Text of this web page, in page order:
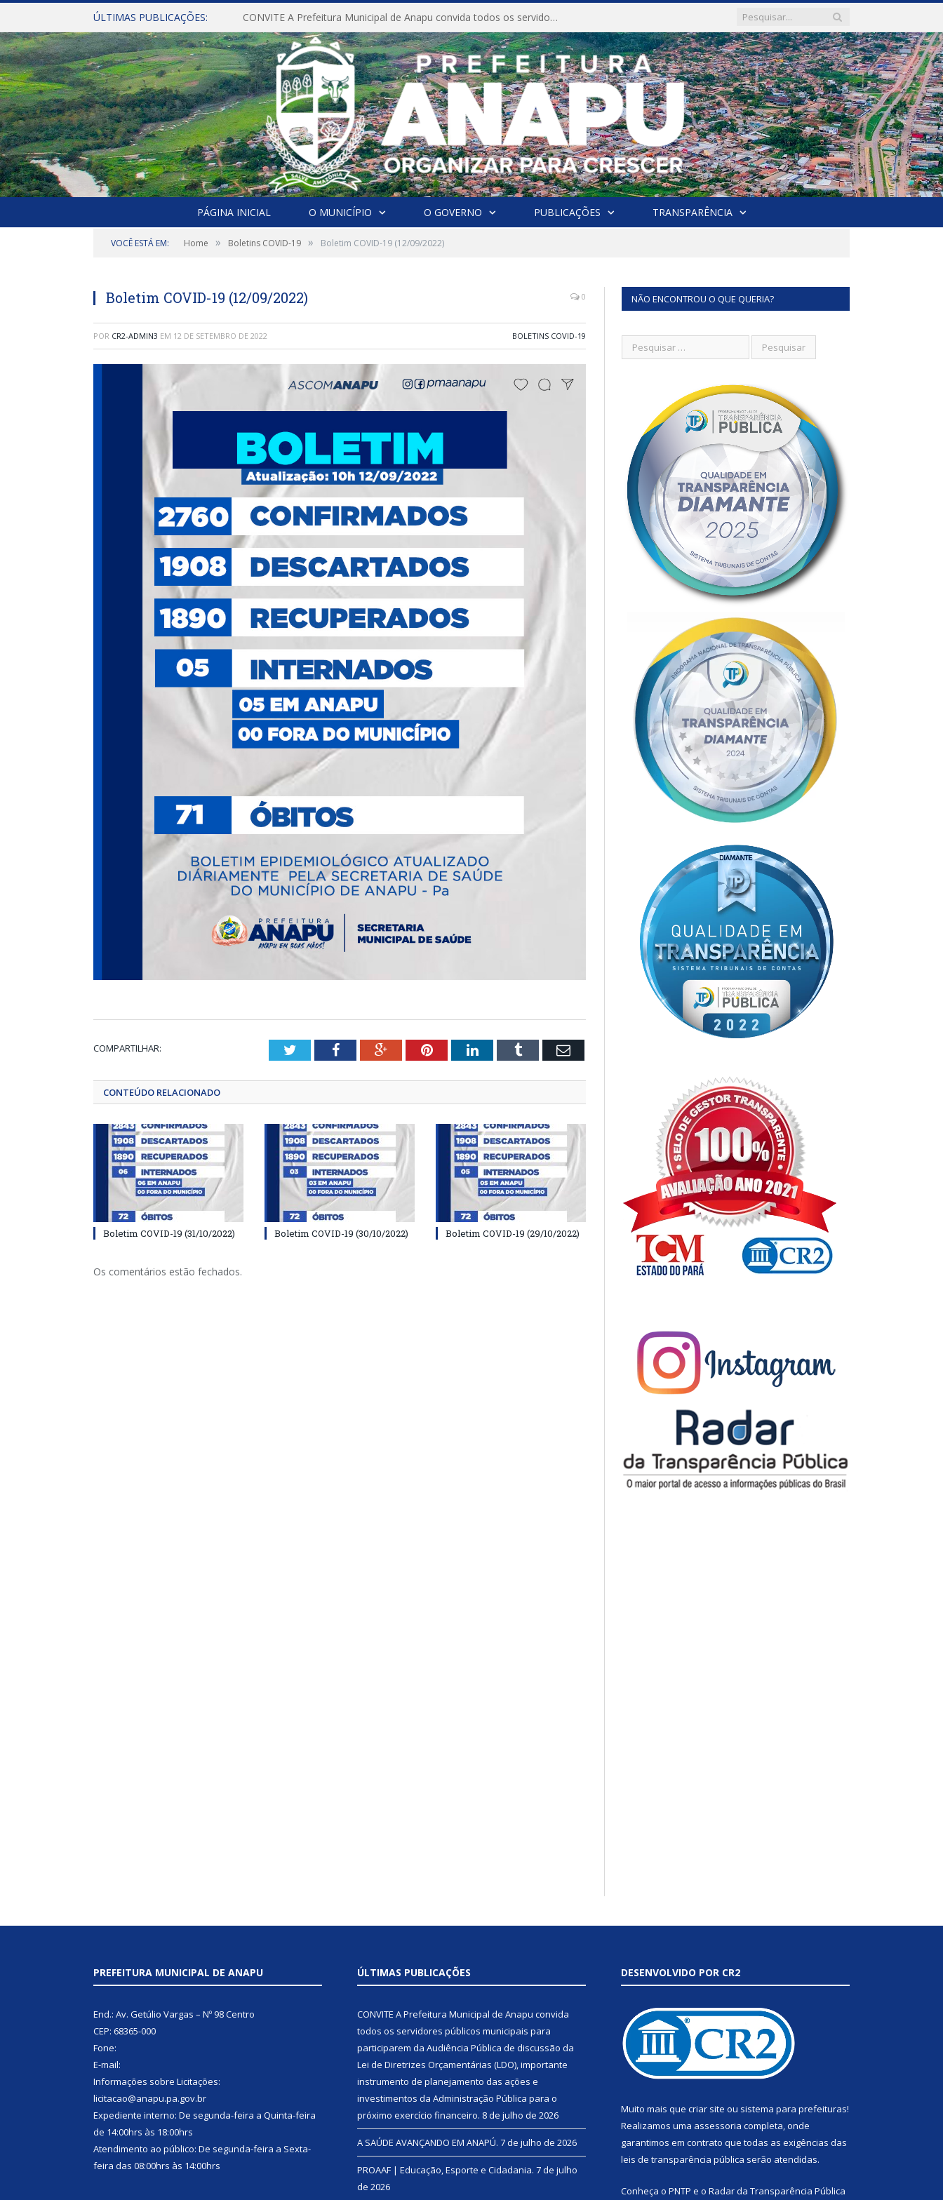
ÚLTIMAS PUBLICAÇÕES: CONVITE A Prefeitura Municipal de Anapu convida todos os servidores públicos municipais para participarem da Audiência Pública de discussão da Lei de Diretrizes Orçamentárias (LDO), importante instrumento de planejamento das ações e investimentos da Administração Pública para o próximo exercício financeiro.
PÁGINA INICIAL O MUNICÍPIO O GOVERNO PUBLICAÇÕES TRANSPARÊNCIA
VOCÊ ESTÁ EM: Home » Boletins COVID-19 » Boletim COVID-19 (12/09/2022)
Boletim COVID-19 (12/09/2022) 0
POR CR2-ADMIN3 EM 12 DE SETEMBRO DE 2022 BOLETINS COVID-19
COMPARTILHAR: TwitterFacebookGoogle+PinterestLinkedInTumblr Email
CONTEÚDO RELACIONADO
Boletim COVID-19 (31/10/2022) Boletim COVID-19 (30/10/2022) Boletim COVID-19 (29/10/2022)
Os comentários estão fechados.
NÃO ENCONTROU O QUE QUERIA?
PREFEITURA MUNICIPAL DE ANAPU
End.: Av. Getúlio Vargas – Nº 98 Centro
CEP: 68365-000
Fone:
E-mail:
Informações sobre Licitações:
licitacao@anapu.pa.gov.br
Expediente interno: De segunda-feira a Quinta-feira
de 14:00hrs às 18:00hrs
Atendimento ao público: De segunda-feira a Sexta-
feira das 08:00hrs às 14:00hrs
ÚLTIMAS PUBLICAÇÕES
CONVITE A Prefeitura Municipal de Anapu convida
todos os servidores públicos municipais para
participarem da Audiência Pública de discussão da
Lei de Diretrizes Orçamentárias (LDO), importante
instrumento de planejamento das ações e
investimentos da Administração Pública para o
próximo exercício financeiro. 8 de julho de 2026
A SAÚDE AVANÇANDO EM ANAPÚ. 7 de julho de 2026
PROAAF | Educação, Esporte e Cidadania. 7 de julho
de 2026
DESENVOLVIDO POR CR2
Muito mais que criar site ou sistema para prefeituras!
Realizamos uma assessoria completa, onde
garantimos em contrato que todas as exigências das
leis de transparência pública serão atendidas.
Conheça o PNTP e o Radar da Transparência Pública